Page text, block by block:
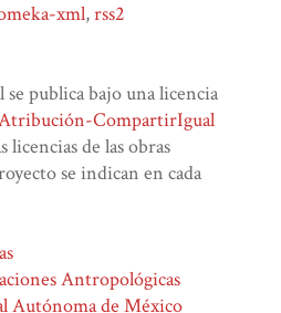
xml,rss2
publica bajo una licencia
CompartirIgual
licencias de las obras
se indican en cada
Antropológicas
Autónoma de México